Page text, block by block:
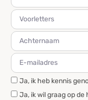
Ja, ik heb kennis
Ja, ik wil graag op